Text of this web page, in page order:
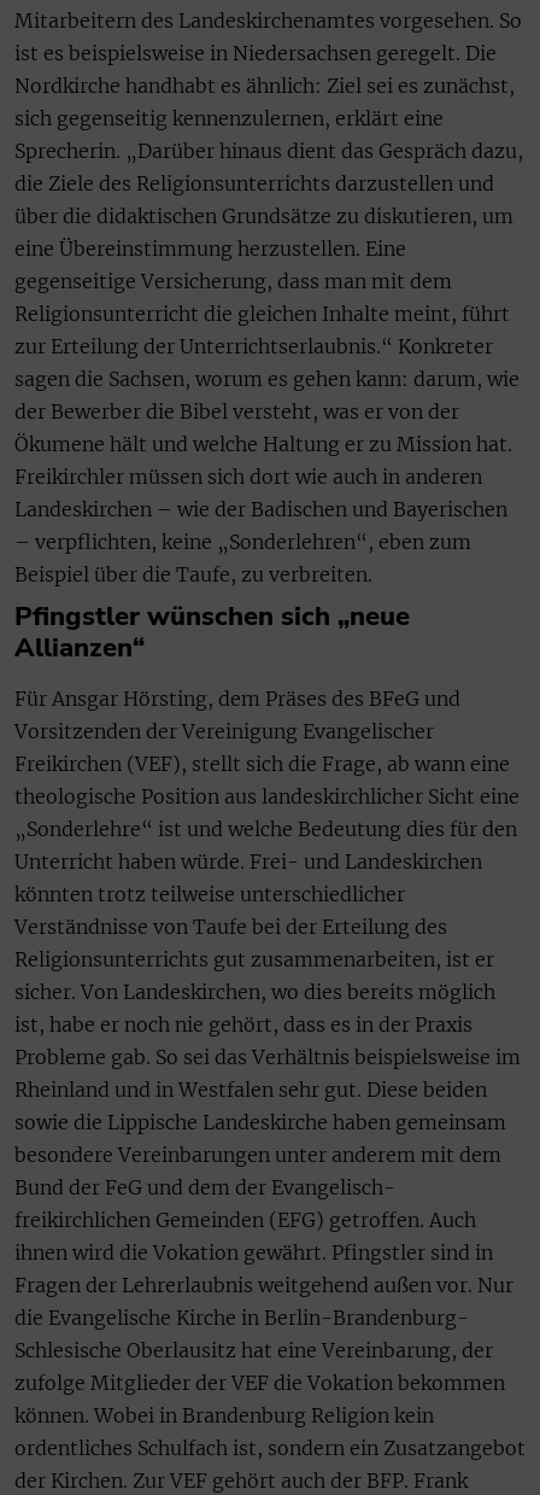
Mitarbeitern des Landeskirchenamtes vorgesehen. So
ist es beispielsweise in Niedersachsen geregelt. Die
Nordkirche handhabt es ähnlich: Ziel sei es zunächst,
sich gegenseitig kennenzulernen, erklärt eine
Sprecherin. „Darüber hinaus dient das Gespräch dazu,
die Ziele des Religionsunterrichts darzustellen und
über die didaktischen Grundsätze zu diskutieren, um
eine Übereinstimmung herzustellen. Eine
gegenseitige Versicherung, dass man mit dem
Religionsunterricht die gleichen Inhalte meint, führt
zur Erteilung der Unterrichtserlaubnis.“ Konkreter
sagen die Sachsen, worum es gehen kann: darum, wie
der Bewerber die Bibel versteht, was er von der
Ökumene hält und welche Haltung er zu Mission hat.
Freikirchler müssen sich dort wie auch in anderen
Landeskirchen – wie der Badischen und Bayerischen
– verpflichten, keine „Sonderlehren“, eben zum
Beispiel über die Taufe, zu verbreiten.
Pfingstler wünschen sich „neue
Allianzen“
Für Ansgar Hörsting, dem Präses des BFeG und
Vorsitzenden der Vereinigung Evangelischer
Freikirchen (VEF), stellt sich die Frage, ab wann eine
theologische Position aus landeskirchlicher Sicht eine
„Sonderlehre“ ist und welche Bedeutung dies für den
Unterricht haben würde. Frei- und Landeskirchen
könnten trotz teilweise unterschiedlicher
Verständnisse von Taufe bei der Erteilung des
Religionsunterrichts gut zusammenarbeiten, ist er
sicher. Von Landeskirchen, wo dies bereits möglich
ist, habe er noch nie gehört, dass es in der Praxis
Probleme gab. So sei das Verhältnis beispielsweise im
Rheinland und in Westfalen sehr gut. Diese beiden
sowie die Lippische Landeskirche haben gemeinsam
besondere Vereinbarungen unter anderem mit dem
Bund der FeG und dem der Evangelisch-
freikirchlichen Gemeinden (EFG) getroffen. Auch
ihnen wird die Vokation gewährt. Pfingstler sind in
Fragen der Lehrerlaubnis weitgehend außen vor. Nur
die Evangelische Kirche in Berlin-Brandenburg-
Schlesische Oberlausitz hat eine Vereinbarung, der
zufolge Mitglieder der VEF die Vokation bekommen
können. Wobei in Brandenburg Religion kein
ordentliches Schulfach ist, sondern ein Zusatzangebot
der Kirchen. Zur VEF gehört auch der BFP. Frank